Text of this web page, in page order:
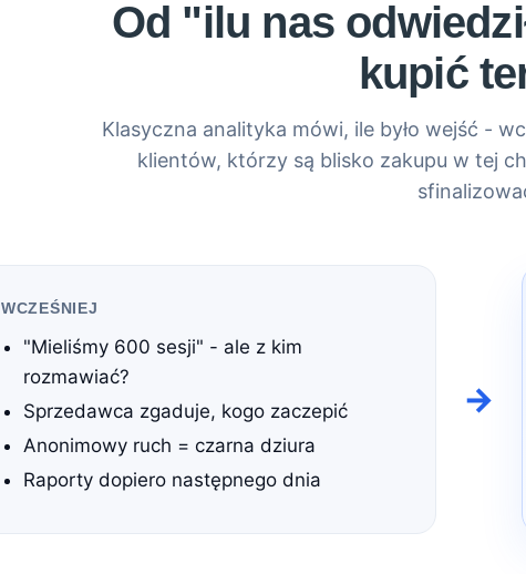
Od "ilu nas
kupić
Klasyczna analityka mówi, ile było wejść -
klientów, którzy są blisko zakupu w tej
WCZEŚNIEJ
"Mieliśmy 600 sesji" - ale z kim
rozmawiać?
Sprzedawca zgaduje, kogo zaczepić
Anonimowy ruch = czarna dziura
Raporty dopiero następnego dnia
→